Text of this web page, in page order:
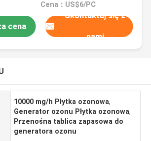
Cena：US$6/PC
cena
Skontaktuj się z
nami
10000 mg/h Płytka ozonowa,
Generator ozonu Płytka ozonowa,
Przenośna tablica zapasowa do
generatora ozonu